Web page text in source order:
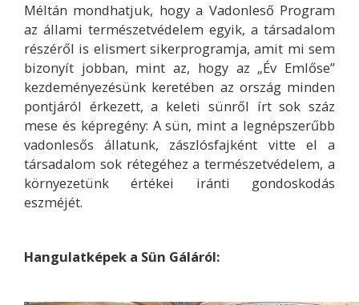
Méltán mondhatjuk, hogy a Vadonleső Program
az állami természetvédelem egyik, a társadalom
részéről is elismert sikerprogramja, amit mi sem
bizonyít jobban, mint az, hogy az „Év Emlőse”
kezdeményezésünk keretében az ország minden
pontjáról érkezett, a keleti sünről írt sok száz
mese és képregény: A sün, mint a legnépszerűbb
vadonlesős állatunk, zászlósfajként vitte el a
társadalom sok rétegéhez a természetvédelem, a
környezetünk értékei iránti gondoskodás
eszméjét.
Hangulatképek a Sün Gáláról: